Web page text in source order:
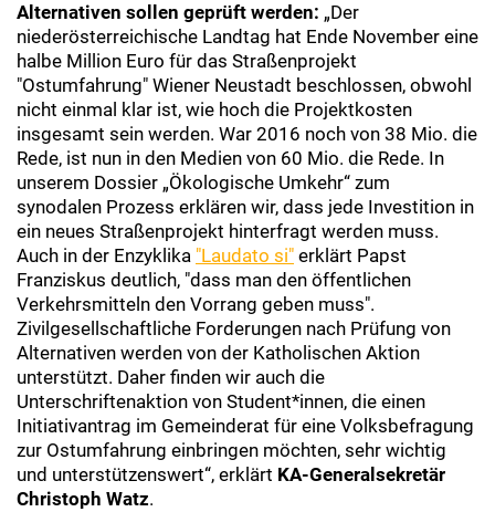
Alternativen sollen geprüft werden: „Der
niederösterreichische Landtag hat Ende November eine
halbe Million Euro für das Straßenprojekt
"Ostumfahrung" Wiener Neustadt beschlossen, obwohl
nicht einmal klar ist, wie hoch die Projektkosten
insgesamt sein werden. War 2016 noch von 38 Mio. die
Rede, ist nun in den Medien von 60 Mio. die Rede. In
unserem Dossier „Ökologische Umkehr“ zum
synodalen Prozess erklären wir, dass jede Investition in
ein neues Straßenprojekt hinterfragt werden muss.
Auch in der Enzyklika "Laudato si" erklärt Papst
Franziskus deutlich, "dass man den öffentlichen
Verkehrsmitteln den Vorrang geben muss".
Zivilgesellschaftliche Forderungen nach Prüfung von
Alternativen werden von der Katholischen Aktion
unterstützt. Daher finden wir auch die
Unterschriftenaktion von Student*innen, die einen
Initiativantrag im Gemeinderat für eine Volksbefragung
zur Ostumfahrung einbringen möchten, sehr wichtig
und unterstützenswert“, erklärt KA-Generalsekretär
Christoph Watz.